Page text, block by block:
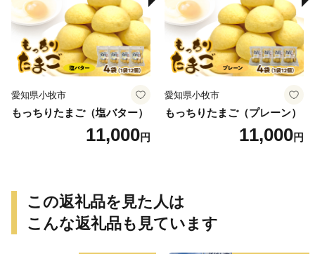
愛知県小牧市
もっちりたまご（塩バター）
11,000円
愛知県小牧市
もっちりたまご（プレーン）
11,000円
この返礼品を見た人は
こんな返礼品も見ています